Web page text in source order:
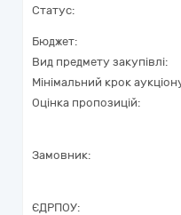
Статус:
Бюджет:
Вид предмету закупівлі:
Мінімальний крок
Оцінка пропозицій:
Замовник:
ЄДРПОУ: